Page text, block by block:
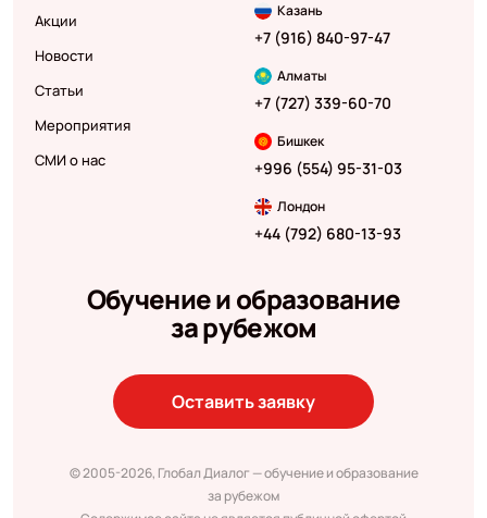
Акции
Новости
Статьи
Мероприятия
СМИ о нас
Казань
+7 (916) 840-97-47
Алматы
+7 (727) 339-60-70
Бишкек
+996 (554) 95-31-03
Лондон
+44 (792) 680-13-93
Обучение и образование
за рубежом
Оставить заявку
© 2005-2026, Глобал Диалог — обучение и образование
за рубежом